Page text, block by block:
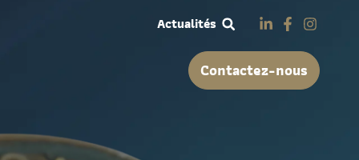
Actualités
Contactez-nous